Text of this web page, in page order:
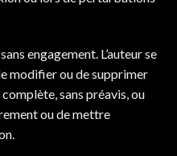
engagement. L’auteur se
modifier ou de supprimer
sans préavis, ou
ou de mettre